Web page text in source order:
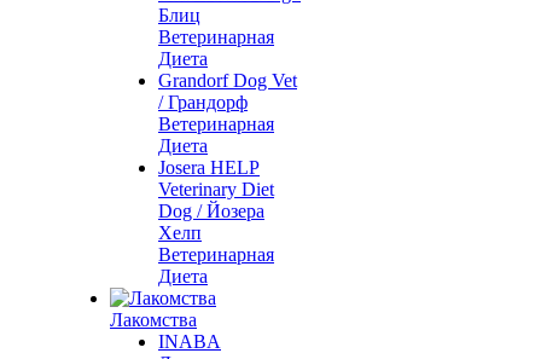
Блиц
Ветеринарная
Диета
Grandorf Dog Vet
/ Грандорф
Ветеринарная
Диета
Josera HELP
Veterinary Diet
Dog / Йозера
Хелп
Ветеринарная
Диета
Лакомства
INABA